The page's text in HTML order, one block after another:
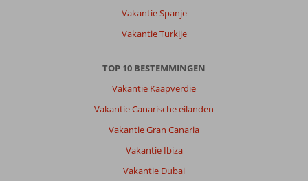
Vakantie Spanje
Vakantie Turkije
TOP 10 BESTEMMINGEN
Vakantie Kaapverdië
Vakantie Canarische eilanden
Vakantie Gran Canaria
Vakantie Ibiza
Vakantie Dubai